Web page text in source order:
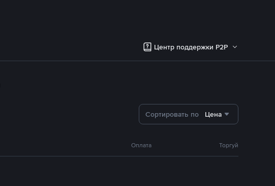
Центр поддержки P2P
Сортировать по Цена
Оплата Торгуй